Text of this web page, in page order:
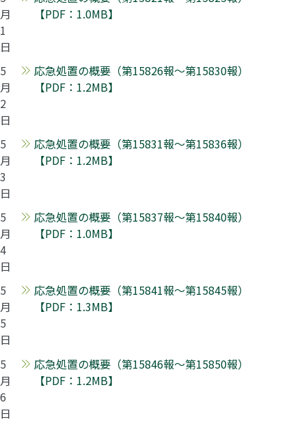
月
1
日
【PDF：1.0MB】
5
月
2
日
応急処置の概要（第15826報～第15830報）
【PDF：1.2MB】
5
月
3
日
応急処置の概要（第15831報～第15836報）
【PDF：1.2MB】
5
月
4
日
応急処置の概要（第15837報～第15840報）
【PDF：1.0MB】
5
月
5
日
応急処置の概要（第15841報～第15845報）
【PDF：1.3MB】
5
月
6
日
応急処置の概要（第15846報～第15850報）
【PDF：1.2MB】